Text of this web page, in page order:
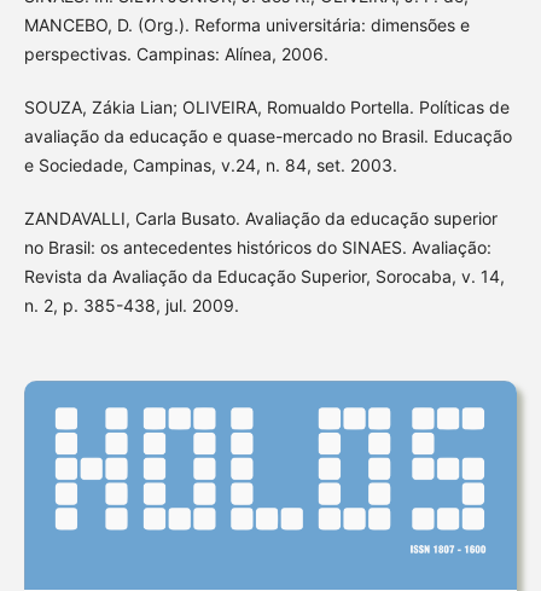
MANCEBO, D. (Org.). Reforma universitária: dimensões e
perspectivas. Campinas: Alínea, 2006.
SOUZA, Zákia Lian; OLIVEIRA, Romualdo Portella. Políticas de
avaliação da educação e quase-mercado no Brasil. Educação
e Sociedade, Campinas, v.24, n. 84, set. 2003.
ZANDAVALLI, Carla Busato. Avaliação da educação superior
no Brasil: os antecedentes históricos do SINAES. Avaliação:
Revista da Avaliação da Educação Superior, Sorocaba, v. 14,
n. 2, p. 385-438, jul. 2009.